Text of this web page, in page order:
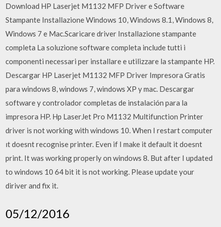
Download HP Laserjet M1132 MFP Driver e Software
Stampante Installazione Windows 10, Windows 8.1, Windows 8,
Windows 7 e Mac.Scaricare driver Installazione stampante
completa La soluzione software completa include tutti i
componenti necessari per installare e utilizzare la stampante HP.
Descargar HP Laserjet M1132 MFP Driver Impresora Gratis
para windows 8, windows 7, windows XP y mac. Descargar
software y controlador completas de instalación para la
impresora HP. Hp LaserJet Pro M1132 Multifunction Printer
driver is not working with windows 10. When I restart computer
ıt doesnt recognise printer. Even if I make it default it doesnt
print. It was working properly on windows 8. But after I updated
to windows 10 64 bit it is not working. Please update your
diriver and fix it.
05/12/2016